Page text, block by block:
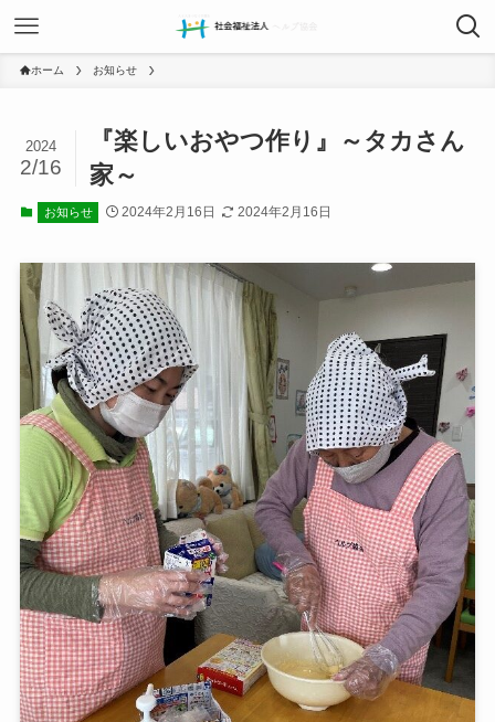
ホーム お知らせ
『楽しいおやつ作り』～タカさん
家～
2024
2/16
お知らせ 2024年2月16日 2024年2月16日